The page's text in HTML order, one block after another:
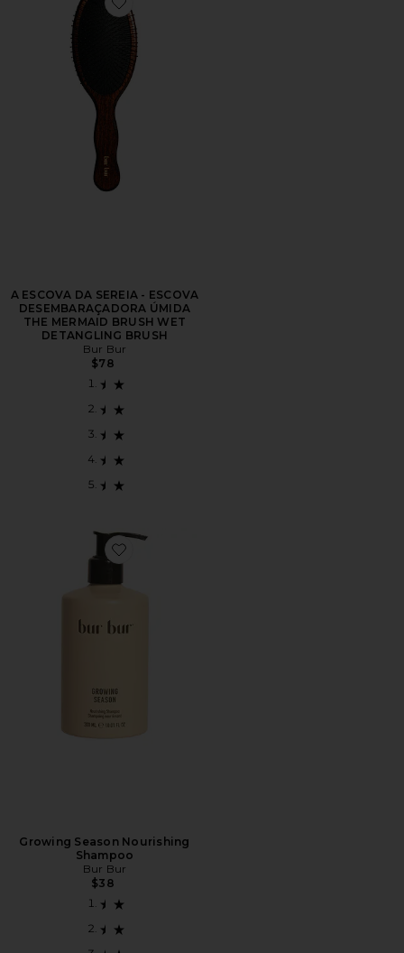
Favorite A ESCOVA DA SEREIA - ESCOVA
A ESCOVA DA SEREIA - ESCOVA
DESEMBARAÇADORA ÚMIDA
THE MERMAID BRUSH WET
DETANGLING BRUSH
Bur Bur
$78
Favorite Growing Season Nourishing Shampoo
Growing Season Nourishing
Shampoo
Bur Bur
$38